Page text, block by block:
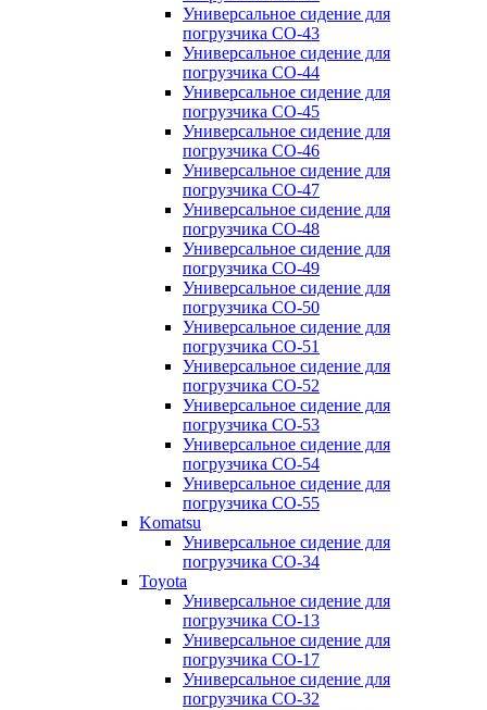
Универсальное сидение для
погрузчика CO-43
Универсальное сидение для
погрузчика CO-44
Универсальное сидение для
погрузчика CO-45
Универсальное сидение для
погрузчика CO-46
Универсальное сидение для
погрузчика CO-47
Универсальное сидение для
погрузчика CO-48
Универсальное сидение для
погрузчика CO-49
Универсальное сидение для
погрузчика CO-50
Универсальное сидение для
погрузчика CO-51
Универсальное сидение для
погрузчика CO-52
Универсальное сидение для
погрузчика CO-53
Универсальное сидение для
погрузчика CO-54
Универсальное сидение для
погрузчика CO-55
Komatsu
Универсальное сидение для
погрузчика CO-34
Toyota
Универсальное сидение для
погрузчика CO-13
Универсальное сидение для
погрузчика CO-17
Универсальное сидение для
погрузчика CO-32